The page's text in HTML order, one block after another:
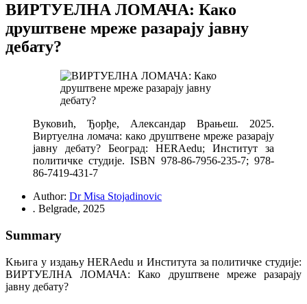
ВИРТУЕЛНА ЛОМАЧА: Како
друштвене мреже разарају јавну
дебату?
Вуковић, Ђорђе, Александар Врањеш. 2025.
Виртуелна ломача: како друштвене мреже разарају
јавну дебату? Београд: HERAedu; Институт за
политичке студије. ISBN 978-86-7956-235-7; 978-
86-7419-431-7
Author: Dr Misa Stojadinovic
. Belgrade, 2025
Summary
Kњига у издању HERAedu и Института за политичке студије:
ВИРТУЕЛНА ЛОМАЧА: Како друштвене мреже разарају
јавну дебату?